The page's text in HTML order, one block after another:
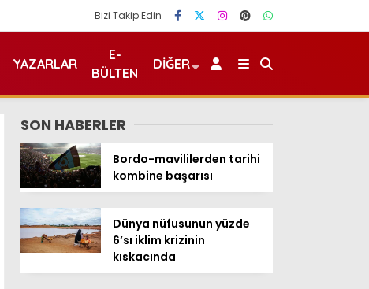
Bizi Takip Edin
YAZARLAR
E-
BÜLTEN
DIĞER
SON HABERLER
Bordo-mavililerden tarihi
kombine başarısı
Dünya nüfusunun yüzde
6’sı iklim krizinin
kıskacında